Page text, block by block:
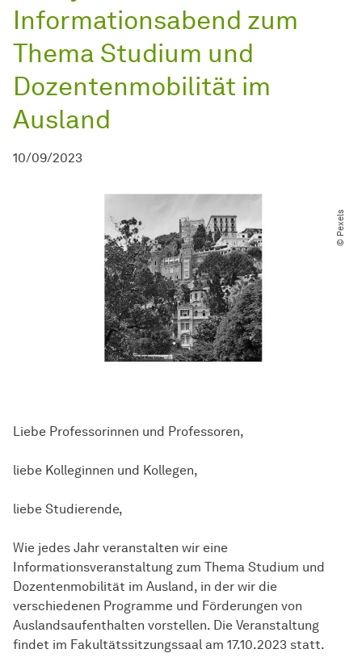
Informationsabend zum
Thema Studium und
Dozentenmobilität im
Ausland
10/09/2023
© Pexels
Liebe Professorinnen und Professoren,
liebe Kolleginnen und Kollegen,
liebe Studierende,
Wie jedes Jahr veranstalten wir eine
Informationsveranstaltung zum Thema Studium und
Dozentenmobilität im Ausland, in der wir die
verschiedenen Programme und Förderungen von
Auslandsaufenthalten vorstellen. Die Veranstaltung
findet im Fakultätssitzungssaal am 17.10.2023 statt.